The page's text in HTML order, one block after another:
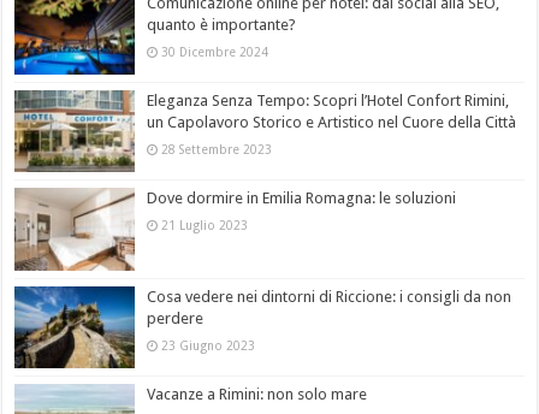
quanto è importante?
30 Dicembre 2024
Eleganza Senza Tempo: Scopri l’Hotel Confort Rimini,
un Capolavoro Storico e Artistico nel Cuore della Città
28 Settembre 2023
Dove dormire in Emilia Romagna: le soluzioni
21 Luglio 2023
Cosa vedere nei dintorni di Riccione: i consigli da non
perdere
23 Giugno 2023
Vacanze a Rimini: non solo mare